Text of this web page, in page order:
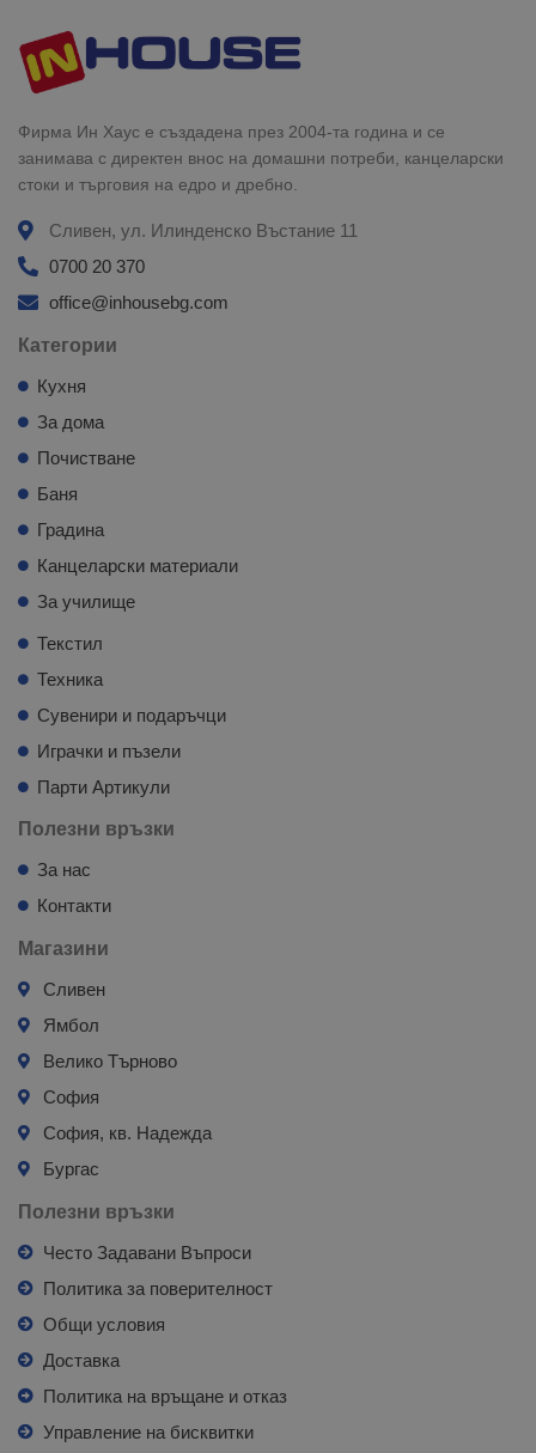
Фирма Ин Хаус е създадена през 2004-та година и се
занимава с директен внос на домашни потреби, канцеларски
стоки и търговия на едро и дребно.
Сливен, ул. Илинденско Въстание 11
0700 20 370
office@inhousebg.com
Категории
Кухня
За дома
Почистване
Баня
Градина
Канцеларски материали
За училище
Текстил
Техника
Сувенири и подаръчци
Играчки и пъзели
Парти Артикули
Полезни връзки
За нас
Контакти
Магазини
Сливен
Ямбол
Велико Търново
София
София, кв. Надежда
Бургас
Полезни връзки
Често Задавани Въпроси
Политика за поверителност
Общи условия
Доставка
Политика на връщане и отказ
Управление на бисквитки